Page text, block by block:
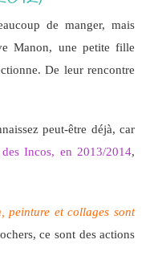
de manger, mais
Manon, une petite fille
De leur rencontre
peut-être déjà, car
Incos, en 2013/2014,
peinture et collages sont
ce sont des actions